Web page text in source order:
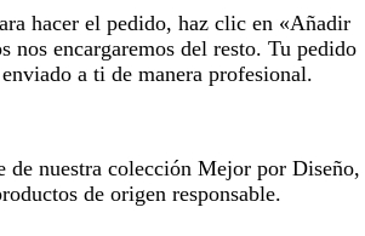
hacer el pedido, haz clic en «Añadir
nos encargaremos del resto. Tu pedido
a ti de manera profesional.
de nuestra colección Mejor por Diseño,
de origen responsable.